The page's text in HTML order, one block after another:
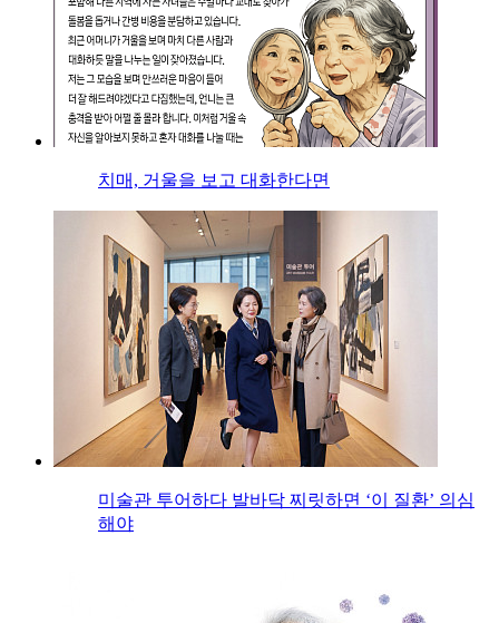
치매, 거울을 보고 대화한다면
미술관 투어하다 발바닥 찌릿하면 ‘이 질환’ 의심
해야